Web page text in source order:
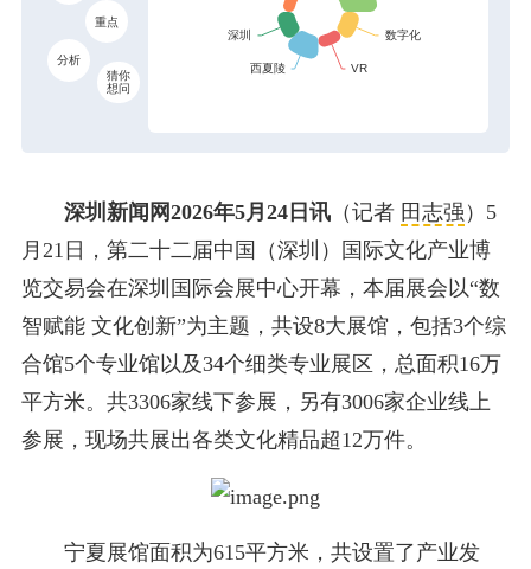
重点
分析
猜你
想问
深圳新闻网2026年5月24日讯（记者 田志强 ）5
月21日，第二十二届中国（深圳）国际文化产业博
览交易会在深圳国际会展中心开幕，本届展会以“数
智赋能 文化创新”为主题，共设8大展馆，包括3个综
合馆5个专业馆以及34个细类专业展区，总面积16万
平方米。共3306家线下参展，另有3006家企业线上
参展，现场共展出各类文化精品超12万件。
宁夏展馆面积为615平方米，共设置了产业发